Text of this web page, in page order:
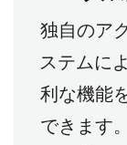
独自のア
ステムに
利な機能
できます